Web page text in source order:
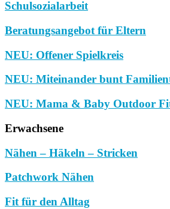
Schulsozialarbeit
Beratungsangebot für Eltern
NEU: Offener Spielkreis
NEU: Miteinander bunt
NEU: Mama & Baby Outdoor
Erwachsene
Nähen – Häkeln – Stricken
Patchwork Nähen
Fit für den Alltag